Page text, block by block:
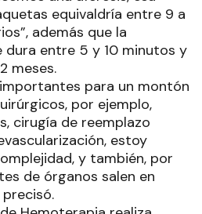
equivaldría entre 9 a
además que la
dura entre 5 y 10 minutos y
meses.
para un montón
por ejemplo,
cirugía de reemplazo
estoy
y también, por
de órganos salen en